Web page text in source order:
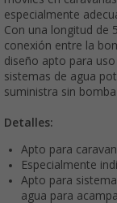
especialmente
Con una longitud de
conexión entre la
diseño apto para
sistemas de agua
suministra sin
Detalles:
Apto para
Especialmente
Apto para
agua para